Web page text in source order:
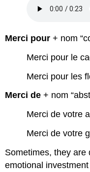
Merci pour + nom
Merci pour le
Merci pour les
Merci de + nom
Merci de votre
Merci de votre
Sometimes, they are
emotional